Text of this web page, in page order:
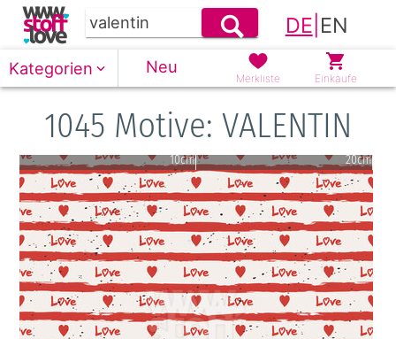
DE EN
Kategorien Neu
Merkliste Einkäufe
1045 Motive: VALENTIN
10cm 20cm